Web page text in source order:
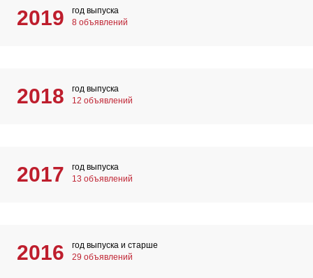
2019
год выпуска
8 объявлений
2018
год выпуска
12 объявлений
2017
год выпуска
13 объявлений
2016
год выпуска и старше
29 объявлений